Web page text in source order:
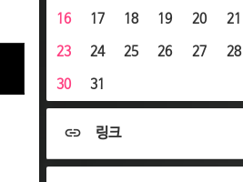
16 17 18 19 20 21
23 24 25 26 27 28
30 31
링크